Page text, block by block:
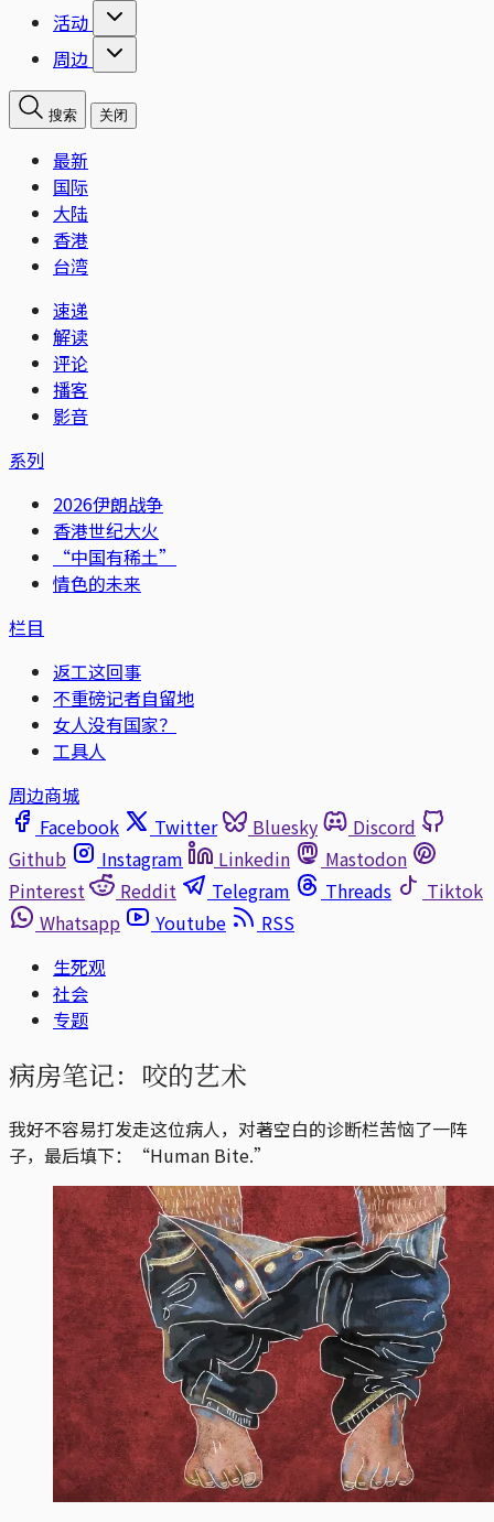
活动
周边
搜索 关闭
最新
国际
大陆
香港
台湾
速递
解读
评论
播客
影音
系列
2026伊朗战争
香港世纪大火
“中国有稀土”
情色的未来
栏目
返工这回事
不重磅记者自留地
女人没有国家？
工具人
周边商城
Facebook
Twitter Bluesky
Discord
Github
Instagram Linkedin
Mastodon
Pinterest
Reddit Telegram Threads
Tiktok
Whatsapp
Youtube
RSS
生死观
社会
专题
病房笔记：咬的艺术
我好不容易打发走这位病人，对著空白的诊断栏苦恼了一阵
子，最后填下：“Human Bite.”